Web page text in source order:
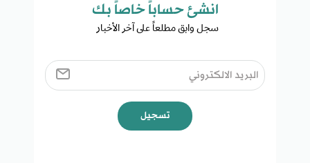
انشئ حساباً خاصاً بك​
سجل وابق مطلعاً على آخر الأخبار ​
تسجيل